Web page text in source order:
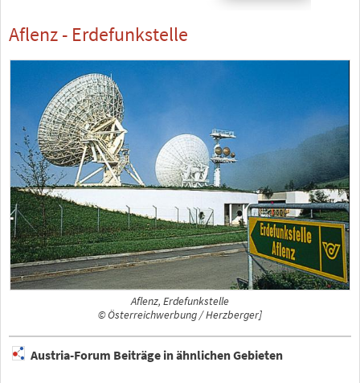
Aflenz - Erdefunkstelle
Aflenz, Erdefunkstelle
© Österreichwerbung / Herzberger]
Austria-Forum Beiträge in ähnlichen Gebieten